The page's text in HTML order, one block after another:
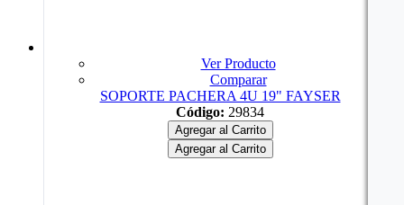
Ver Producto
Comparar
SOPORTE PACHERA 4U 19" FAYSER
Código: 29834
Agregar al Carrito
Agregar al Carrito